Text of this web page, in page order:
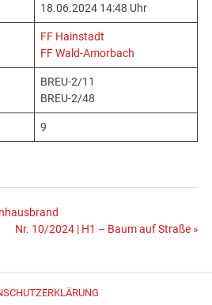
18.06.2024 14:48 Uhr
FF Hainstadt
FF Wald-Amorbach
BREU-2/11
BREU-2/48
9
Nr. 10/2024 | H1 – Baum auf Straße »